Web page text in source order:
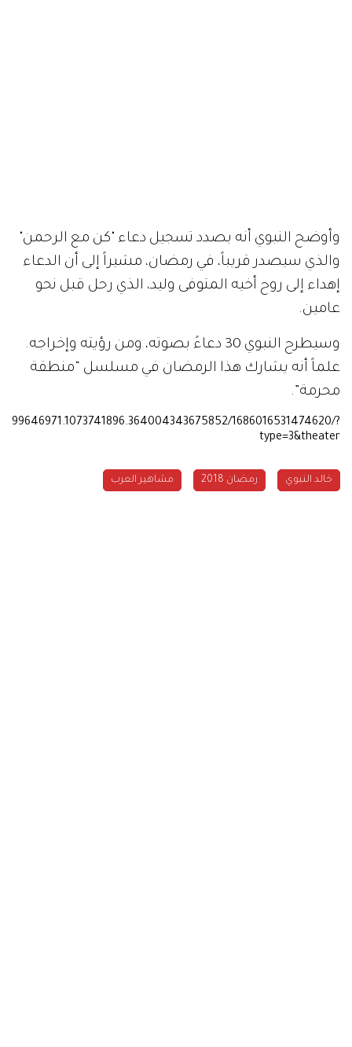
وأوضح النبوي أنه بصدد تسجيل دعاء "كن مع الرحمن"
والذي سيصدر قريباً، في رمضان، مشيراً إلى أن الدعاء
إهداء إلى روح أخيه المتوفى وليد، الذي رحل قبل نحو
عامين.
وسيطرح النبوي دعاءً بصوته، ومن رؤيته وإخراجه.
علماً أنه يشارك هذا الرمضان في مسلسل “منطقة
محرمة”.
1686016531474620/?
type=3&theater
خالد النبوي رمضان 2018 مشاهير العرب